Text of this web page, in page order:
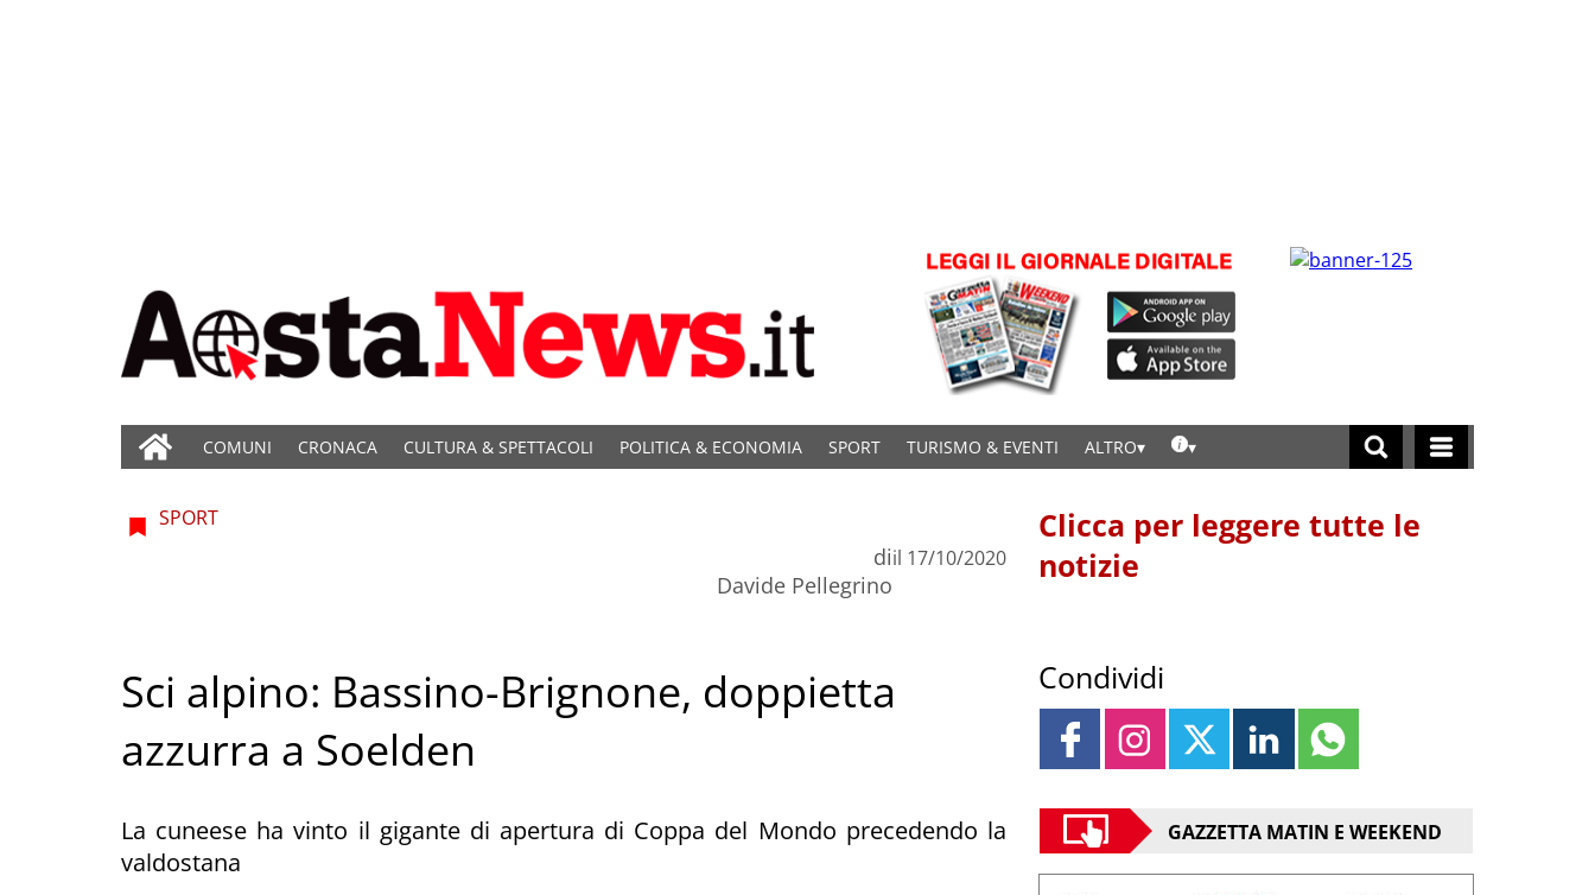
COMUNI CRONACA CULTURA & SPETTACOLI POLITICA & ECONOMIA SPORT TURISMO & EVENTI ALTRO
SPORT
di
Davide Pellegrino
il 17/10/2020
Sci alpino: Bassino-Brignone, doppietta
azzurra a Soelden
La cuneese ha vinto il gigante di apertura di Coppa del Mondo precedendo la
valdostana
Clicca per leggere tutte le
notizie
Condividi
GAZZETTA MATIN E WEEKEND